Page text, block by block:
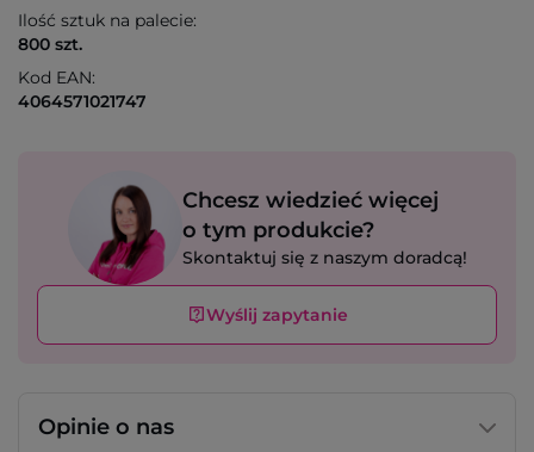
Ilość sztuk na palecie:
800 szt.
Kod EAN:
4064571021747
Chcesz wiedzieć więcej
o tym produkcie?
Skontaktuj się z naszym doradcą!
Wyślij zapytanie
Opinie o nas